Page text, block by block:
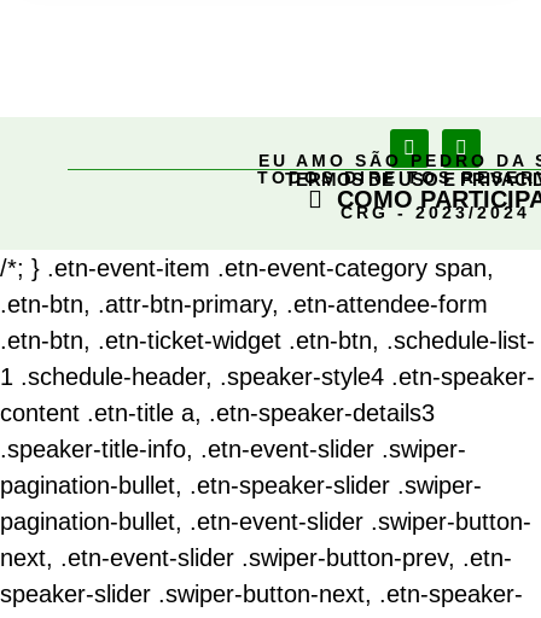
EU AMO SÃO PEDRO DA
TODOS DIREITOS
CRG - 2023/2024
TERMOS DE USO E
COMO
/*; } .etn-event-item .etn-event-category span,
.etn-btn, .attr-btn-primary, .etn-attendee-form
.etn-btn, .etn-ticket-widget .etn-btn, .schedule-list-
1 .schedule-header, .speaker-style4 .etn-speaker-
content .etn-title a, .etn-speaker-details3
.speaker-title-info, .etn-event-slider .swiper-
pagination-bullet, .etn-speaker-slider .swiper-
pagination-bullet, .etn-event-slider .swiper-button-
next, .etn-event-slider .swiper-button-prev, .etn-
speaker-slider .swiper-button-next, .etn-speaker-